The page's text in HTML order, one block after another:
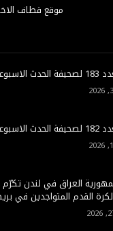
موقع قطاف
من لندن
من لندن
العراق في لندن تكرّم
القدم المتواجدين في